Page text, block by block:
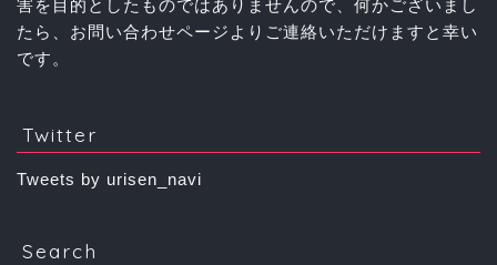
害を目的としたものではありませんので、何かございまし
たら、お問い合わせページよりご連絡いただけますと幸い
です。
Twitter
Tweets by urisen_navi
Search